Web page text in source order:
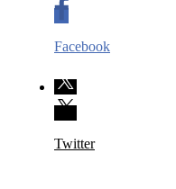
Facebook
Twitter